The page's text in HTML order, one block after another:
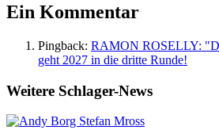
Ein Kommentar
Pingback: RAMON ROSELLY:
geht 2027 in die dritte Runde!
Weitere Schlager-News